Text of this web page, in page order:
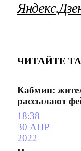
ЧИТАЙТЕ
Кабмин:
рассылают
18:38
30 АПР
2022